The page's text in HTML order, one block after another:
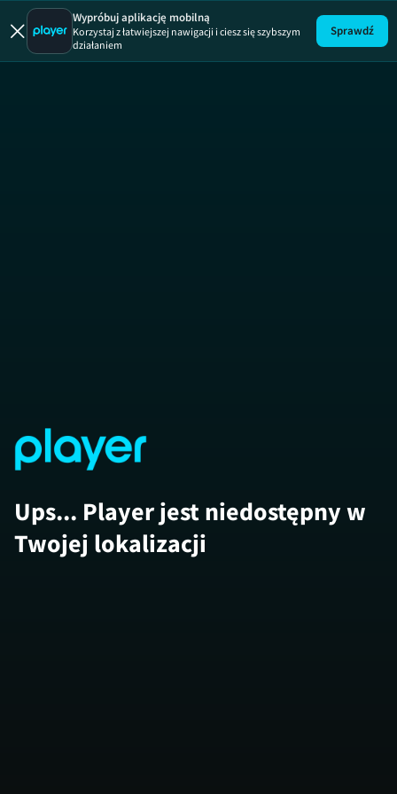
Uwaga!
Wypróbuj aplikację mobilną
Korzystaj z łatwiejszej nawigacji i ciesz się szybszym
działaniem
Sprawdź
Ups... Player jest niedostępny w
Twojej lokalizacji